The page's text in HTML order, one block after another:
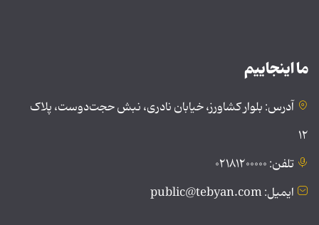
ما اینجاییم
آدرس: بلوار کشاورز، خیابان نادری، نبش حجت‌دوست، پلاک
۱۲
تلفن: ۰۲۱۸۱۲۰۰۰۰۰
ایمیل: public@tebyan.com